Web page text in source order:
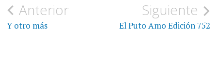
Navegación
de
Anterior
Y otro más
Siguiente
El Puto Amo Edición 752